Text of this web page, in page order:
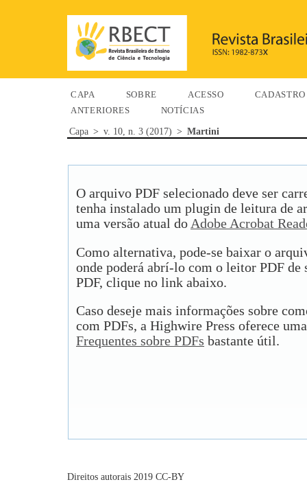
CAPA SOBRE ACESSO
CADASTRO
ANTERIORES
NOTÍCIAS
Capa > v. 10, n. 3 (2017) > Martini
O arquivo PDF selecionado deve ser
tenha instalado um plugin de leitura de
uma versão atual doAdobe Acrobat
Como alternativa, pode-se baixar o
onde poderá abrí-lo com o leitor PDF de
PDF, clique no link abaixo.
Caso deseje mais informações sobre
com PDFs, a Highwire Press oferece
Frequentes sobre PDFs bastante útil.
Direitos autorais 2019 CC-BY